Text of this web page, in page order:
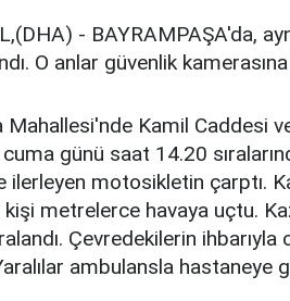
- BAYRAMPAŞA'da,
O anlar güvenlik kamerasına
Kamil Caddesi
günü saat 14.20
ilerleyen motosikletin çarptı.
kişi metrelerce havaya uçtu.
Çevredekilerin ihbarıyla
ambulansla hastaneye